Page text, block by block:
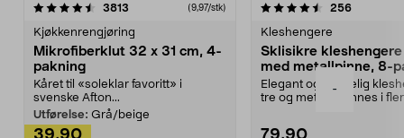
-
3813 anmeldelser(9,97/stk)
Kjøkkenrengjøring
Mikrofiberklut 32 x 31 cm, 4-
pakning
Kåret til «soleklar favoritt» i
svenske Afton...
Utførelse: Grå/beige
4.5av 5 stjerner 256
Kleshengere
Sklisikre
med metallpinne, 8-
Elegant og skikkelig
tre og metall – finnes i
4.5av 5 stjerner